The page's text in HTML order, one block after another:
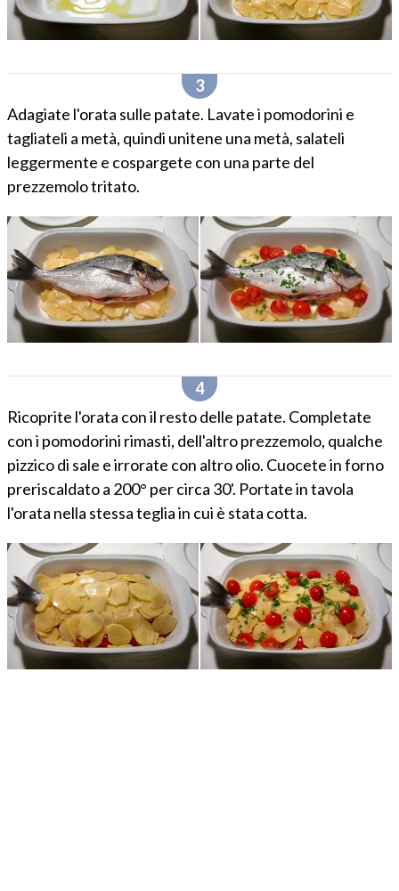
Adagiate l'orata sulle patate. Lavate i pomodorini e
tagliateli a metà, quindi unitene una metà, salateli
leggermente e cospargete con una parte del
prezzemolo tritato.
Ricoprite l'orata con il resto delle patate. Completate
con i pomodorini rimasti, dell'altro prezzemolo, qualche
pizzico di sale e irrorate con altro olio. Cuocete in forno
preriscaldato a 200° per circa 30'. Portate in tavola
l'orata nella stessa teglia in cui è stata cotta.